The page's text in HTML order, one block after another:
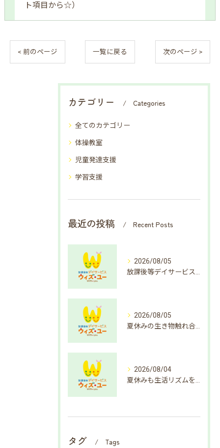
ト項目から☆）
< 前のページ 一覧に戻る 次のページ >
カテゴリー Categories
全てのカテゴリー
体操教室
児童発達支援
学習支援
最近の投稿 Recent Posts
2026/08/05
2026/08/05
2026/08/04
タグ Tags